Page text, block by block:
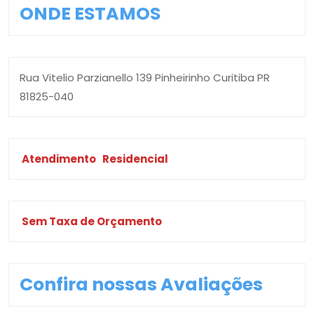
ONDE ESTAMOS
Rua Vitelio Parzianello 139 Pinheirinho Curitiba PR
81825-040
Atendimento Residencial
Sem Taxa de Orçamento
Confira nossas Avaliações